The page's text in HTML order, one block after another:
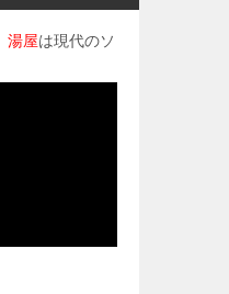
湯屋は現代のソ